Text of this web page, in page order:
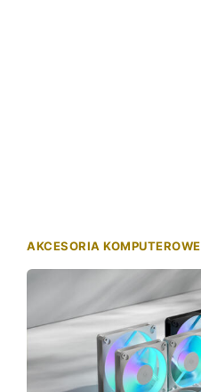
AKCESORIA KOMPUTEROWE